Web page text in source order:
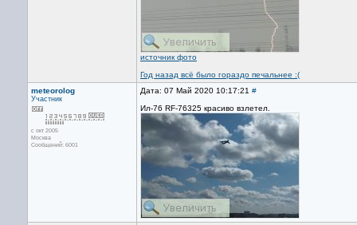
источник фото
Год назад всё было гораздо печальнее :(
meteorolog
Участник
с окт 2005
Москва
Сообщений: 6001
Дата: 07 Май 2020 10:17:21 #
Ил-76 RF-76325 красиво взлетел.